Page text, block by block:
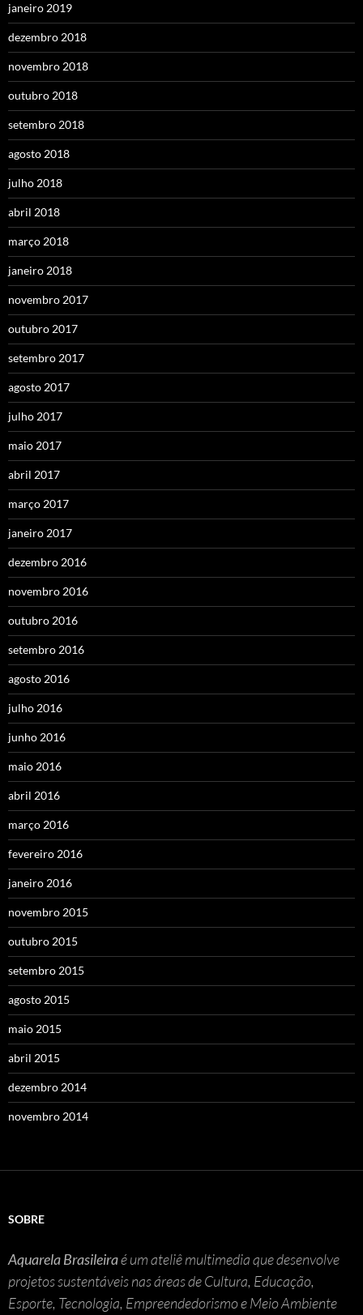
janeiro 2019
dezembro 2018
novembro 2018
outubro 2018
setembro 2018
agosto 2018
julho 2018
abril 2018
março 2018
janeiro 2018
novembro 2017
outubro 2017
setembro 2017
agosto 2017
julho 2017
maio 2017
abril 2017
março 2017
janeiro 2017
dezembro 2016
novembro 2016
outubro 2016
setembro 2016
agosto 2016
julho 2016
junho 2016
maio 2016
abril 2016
março 2016
fevereiro 2016
janeiro 2016
novembro 2015
outubro 2015
setembro 2015
agosto 2015
maio 2015
abril 2015
dezembro 2014
novembro 2014
SOBRE
Aquarela Brasileiraé um ateliê multimedia que desenvolve
projetos sustentáveis nas áreas de Cultura, Educação,
Esporte, Tecnologia, Empreendedorismo e Meio Ambiente